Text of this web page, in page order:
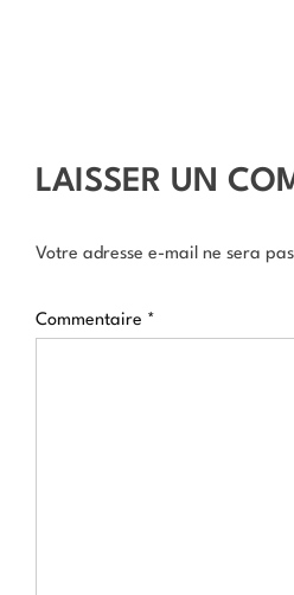
LAISSER UN
Votre adresse e-mail ne sera
Commentaire *